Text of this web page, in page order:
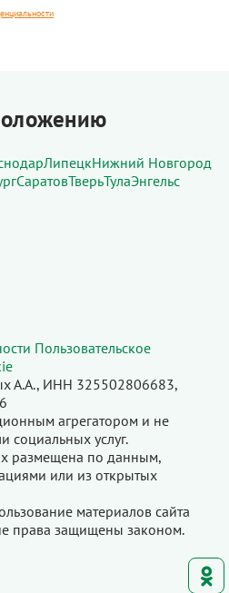
ЛипецкНижний Новгород
СаратовТверьТулаЭнгельс
Пользовательское
А.А., ИНН 325502806683,
агрегатором и не
социальных услуг.
размещена по данным,
или из открытых
материалов сайта
права защищены законом.